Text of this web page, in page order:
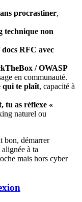
procrastiner,
technique non
RFC avec
/ OWASP
en communauté.
qui te plaît, capacité à
tu as réflexe «
naturel ou
bon, démarrer
à ta
mais hors cyber